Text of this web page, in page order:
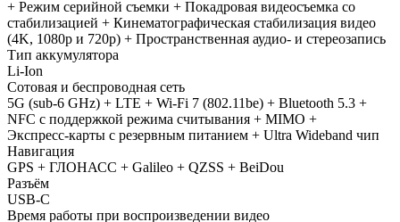
+ Режим серийной съемки + Покадровая видеосъемка со
стабилизацией + Кинематографическая стабилизация видео
(4K, 1080p и 720p) + Пространственная аудио- и стереозапись
Тип аккумулятора
Li-Ion
Сотовая и беспроводная сеть
5G (sub‑6 GHz) + LTE + Wi-Fi 7 (802.11be) + Bluetooth 5.3 +
NFC с поддержкой режима считывания + MIMO +
Экспресс‑карты с резервным питанием + Ultra Wideband чип
Навигация
GPS + ГЛОНАСС + Galileo + QZSS + BeiDou
Разъём
USB‑C
Время работы при воспроизведении видео